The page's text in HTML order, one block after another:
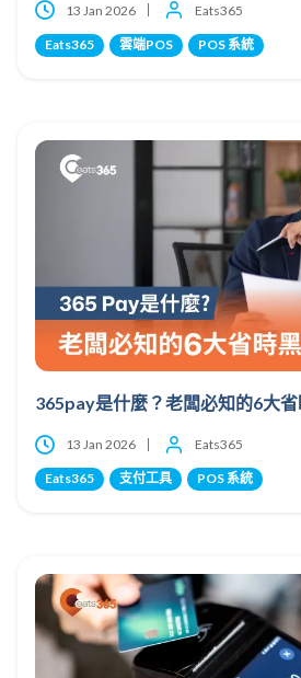
13 Jan 2026 Eats365
Eats365 雲端POS POS 系統
365pay是什麼？老闆必知的6大
13 Jan 2026 Eats365
Eats365 支付工具 POS 系統